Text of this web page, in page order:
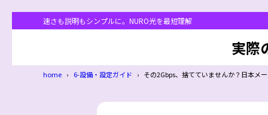
速さも説明もシンプルに。NURO光を最短理解
実際
home 6-設備・設定ガイド その2Gbps、捨てていませんか？日本メ